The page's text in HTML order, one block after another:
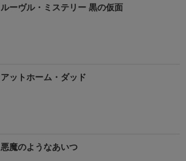
ルーヴル・ミステリー 黒の仮面
アットホーム・ダッド
悪魔のようなあいつ